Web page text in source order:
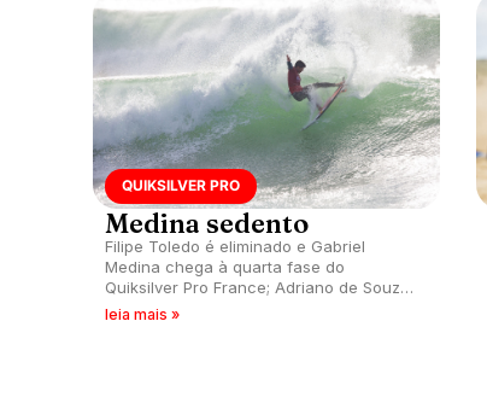
QUIKSILVER PRO
Medina sedento
Filipe Toledo é eliminado e Gabriel
Medina chega à quarta fase do
Quiksilver Pro France; Adriano de Souza
e Willian Cardoso também seguem na
leia mais »